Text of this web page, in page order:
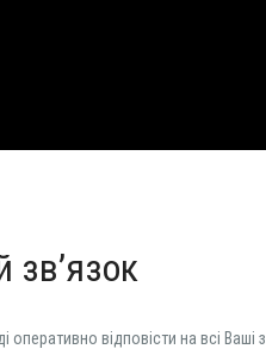
зв’язок
відповісти на всі Ваші